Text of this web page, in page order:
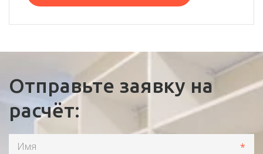
Отправьте заявку на
расчёт:
*